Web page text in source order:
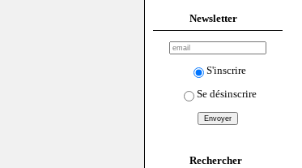
Newsletter
S'inscrire
Se désinscrire
Rechercher